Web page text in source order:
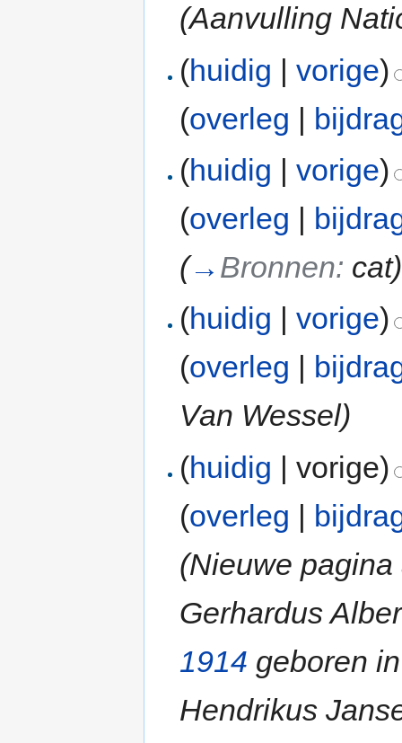
(Aanvulling
(huidig |vorige)
(overleg |
(huidig |vorige)
(overleg |
(→ Bronnen: cat)
(huidig |vorige)
(overleg
Van Wessel)
(huidig | vorige)
(overleg |
(Nieuwe
Gerhardus
1914 geboren
Hendrikus